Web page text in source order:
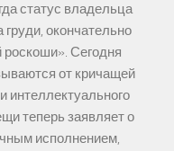
статус владельца
окончательно
Сегодня
от кричащей
интеллектуального
теперь заявляет о
исполнением,